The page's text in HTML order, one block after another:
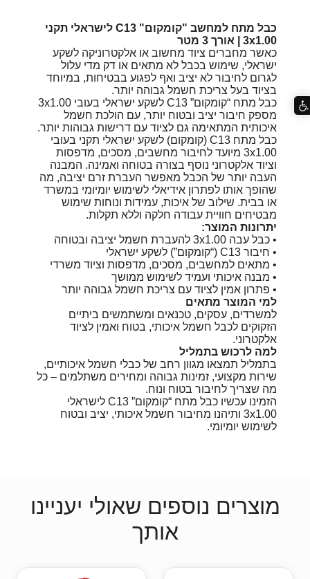
כבל מתח למחשב "קומקום" C13 לישראלי תקני
3x1.00 | אורך 3 מטר
כאשר מחברים ציוד מחשוב או אלקטרוניקה לשקע
ישראלי, שימוש בכבל לא מתאים או דק מדי עלול
לגרום לחיבור לא יציב ואף לפגוע בבטיחות, במיוחד
בציוד בעל צריכת חשמל גבוהה יותר.
כבל מתח “קומקום” C13 לשקע ישראלי בעובי 3x1.00
מספק חיבור יציב ובטוח יותר, עם הולכת חשמל
איכותית המתאימה גם לציוד עם דרישות גבוהות יותר.
כבל מתח C13 (קומקום) לשקע ישראלי תקני בעובי
3x1.00 מיועד לחיבור מחשבים, מסכים, מדפסות
וציוד אלקטרוני נוסף בצורה בטוחה ואמינה. המבנה
העבה יותר של הכבל מאפשר העברת זרם יציבה, מה
שהופך אותו לפתרון אידיאלי לשימוש יומיומי במשרד
או בבית. שילוב של איכות, עמידות ונוחות שימוש
מבטיחים חוויית עבודה חלקה וללא תקלות.
יתרונות המוצר:
• כבל עבה 3x1.00 להעברת חשמל יציבה ובטוחה
• חיבור C13 (“קומקום”) לשקע ישראלי
• מתאים למחשבים, מסכים, מדפסות וציוד משרדי
• מבנה איכותי ועמיד לשימוש ממושך
• פתרון אמין לציוד עם צריכת חשמל גבוהה יותר
למי המוצר מתאים
למשרדים, עסקים, טכנאים ומשתמשים ביתיים
הזקוקים לכבל חשמל איכותי, בטוח ואמין לציוד
אלקטרוני.
למה לרכוש בתמליל
בתמליל תמצאו מגוון רחב של כבלי חשמל איכותיים,
שירות מקצועי, זמינות גבוהה ומחירים משתלמים – כל
מה שצריך לחיבור בטוח ונוח.
הזמינו עכשיו כבל מתח “קומקום” C13 לישראלי
3x1.00 ותיהנו מחיבור חשמל איכותי, יציב ובטוח
לשימוש יומיומי.
מוצרים נוספים שאולי יעניינו
אותך